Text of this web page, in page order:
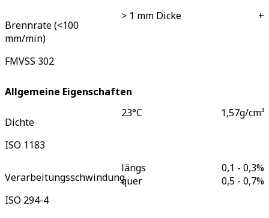
Brennrate (<100
mm/min)
FMVSS 302
> 1 mm Dicke +
Allgemeine Eigenschaften
Dichte
ISO 1183
23°C 1,57g/cm³
Verarbeitungsschwindung
ISO 294-4
längs
quer
0,1 - 0,3%
0,5 - 0,7%